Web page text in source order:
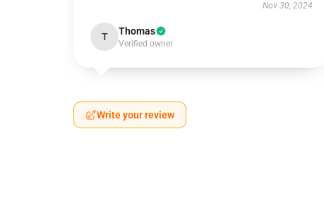
Nov 30, 2024
T Thomas
Verified owner
Write your review